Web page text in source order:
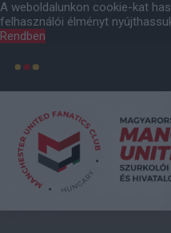
A weboldalunkon cookie-kat
felhasználói élményt
Rendben